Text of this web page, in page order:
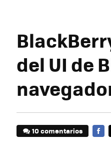
del UI de
10 comentarios